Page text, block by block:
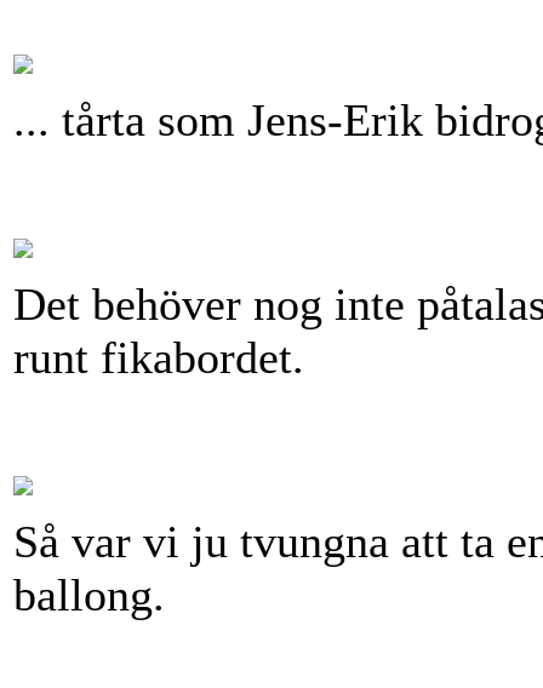
... tårta som Jens-Erik
Det behöver nog inte
runt fikabordet.
Så var vi ju tvungna att ta
ballong.